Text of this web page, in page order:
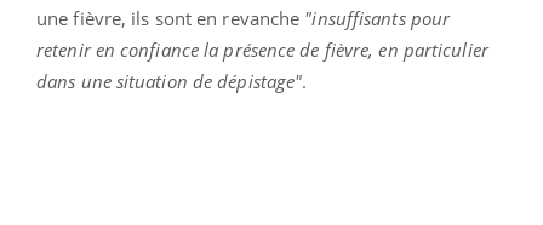
une fièvre, ils sont en revanche "insuffisants pour
retenir en confiance la présence de fièvre, en particulier
dans une situation de dépistage".